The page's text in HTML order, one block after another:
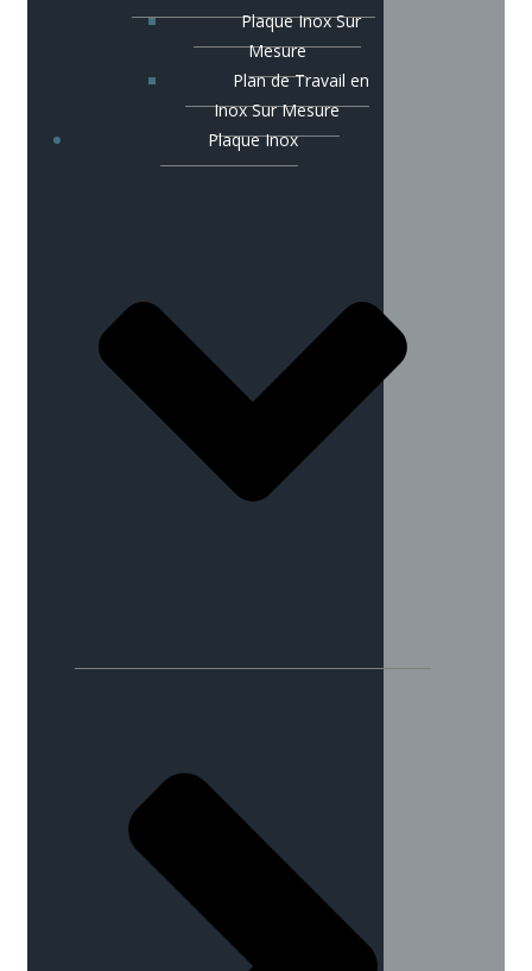
Plaque Inox Sur
Mesure
Plan de Travail en
Inox Sur Mesure
Plaque Inox